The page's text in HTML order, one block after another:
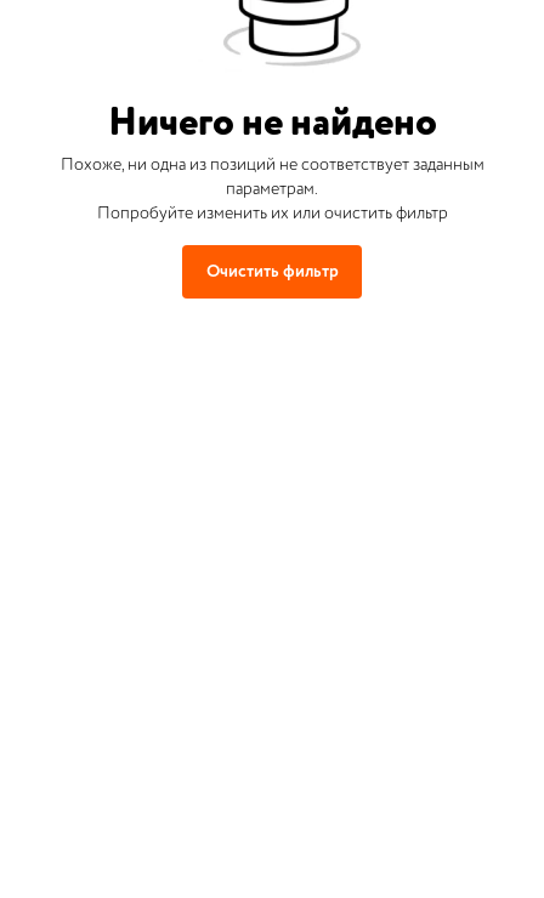
Ничего не найдено
Похоже, ни одна из позиций не соответствует заданным
параметрам.
Попробуйте изменить их или очистить фильтр
Очистить фильтр